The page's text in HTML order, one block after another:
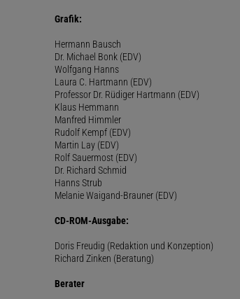
Grafik:
Hermann Bausch
Dr. Michael Bonk (EDV)
Wolfgang Hanns
Laura C. Hartmann (EDV)
Professor Dr. Rüdiger Hartmann (EDV)
Klaus Hemmann
Manfred Himmler
Rudolf Kempf (EDV)
Martin Lay (EDV)
Rolf Sauermost (EDV)
Dr. Richard Schmid
Hanns Strub
Melanie Waigand-Brauner (EDV)
CD-ROM-Ausgabe:
Doris Freudig (Redaktion und Konzeption)
Richard Zinken (Beratung)
Berater